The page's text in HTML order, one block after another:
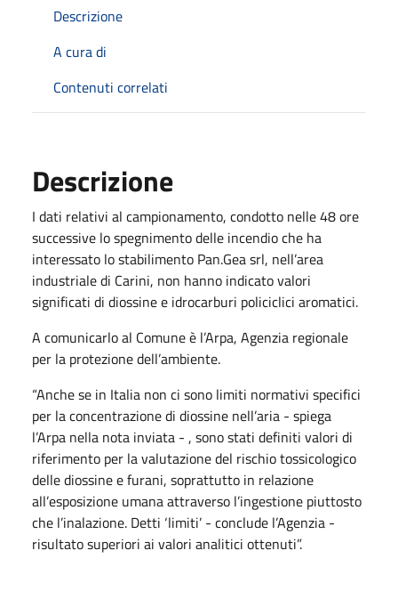
Descrizione
A cura di
Contenuti correlati
Descrizione
I dati relativi al campionamento, condotto nelle 48 ore
successive lo spegnimento delle incendio che ha
interessato lo stabilimento Pan.Gea srl, nell’area
industriale di Carini, non hanno indicato valori
significati di diossine e idrocarburi policiclici aromatici.
A comunicarlo al Comune è l’Arpa, Agenzia regionale
per la protezione dell’ambiente.
“Anche se in Italia non ci sono limiti normativi specifici
per la concentrazione di diossine nell’aria - spiega
l’Arpa nella nota inviata - , sono stati definiti valori di
riferimento per la valutazione del rischio tossicologico
delle diossine e furani, soprattutto in relazione
all’esposizione umana attraverso l’ingestione piuttosto
che l’inalazione. Detti ‘limiti’ - conclude l’Agenzia -
risultato superiori ai valori analitici ottenuti”.